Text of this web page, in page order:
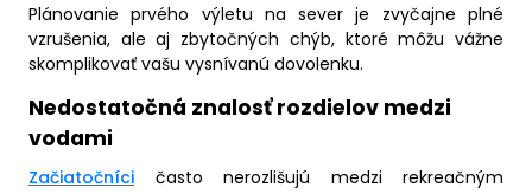
Plánovanie prvého výletu na sever je zvyčajne plné
vzrušenia, ale aj zbytočných chýb, ktoré môžu vážne
skomplikovať vašu vysnívanú dovolenku.
Nedostatočná znalosť rozdielov medzi
vodami
Začiatočníci často nerozlišujú medzi rekreačným